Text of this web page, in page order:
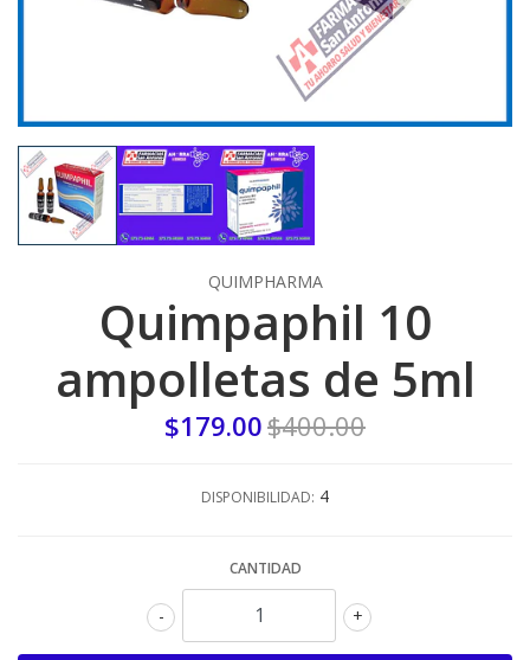
QUIMPHARMA
Quimpaphil 10
ampolletas de 5ml
$179.00$400.00
DISPONIBILIDAD: 4
CANTIDAD
+
-